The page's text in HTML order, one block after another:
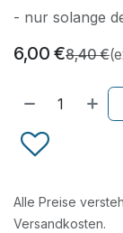
- nur solange
6,00 €8,40€
Alle Preise
Versandkosten.